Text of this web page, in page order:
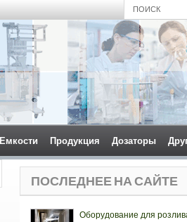
Емкости Продукция Дозаторы
ПОСЛЕДНЕЕ НА САЙТЕ
Оборудование для